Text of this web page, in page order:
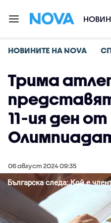
НОВИНИТЕ НА NOVA
Трима
11-ия ден от
06 август 2024 09:35